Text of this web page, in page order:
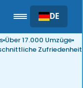
DE
Über 17.000 Umzüge
Zufriedenheit